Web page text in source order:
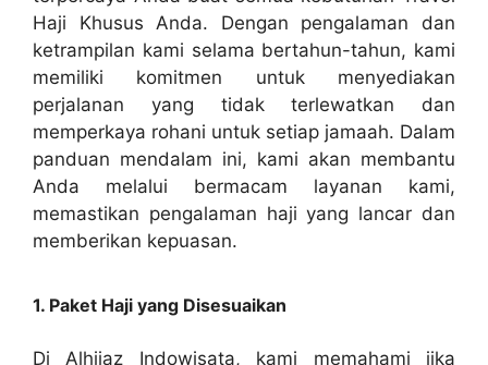
Haji Khusus Anda. Dengan pengalaman dan
ketrampilan kami selama bertahun-tahun, kami
memiliki komitmen untuk menyediakan
perjalanan yang tidak terlewatkan dan
memperkaya rohani untuk setiap jamaah. Dalam
panduan mendalam ini, kami akan membantu
Anda melalui bermacam layanan kami,
memastikan pengalaman haji yang lancar dan
memberikan kepuasan.
1. Paket Haji yang Disesuaikan
Di Alhijaz Indowisata, kami memahami jika